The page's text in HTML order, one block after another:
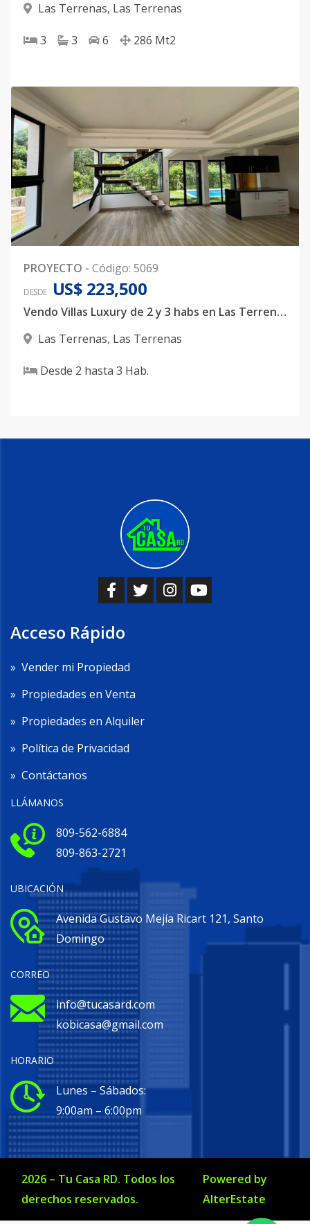
Las Terrenas, Las Terrenas
3 3 6 286 Mt2
PROYECTO - Código: 5069
DESDE US$ 223,500
Vendo Villas Luxury de 2 y 3 habs en Las Terrenas
Las Terrenas, Las Terrenas
Desde 2 hasta 3 Hab.
Acceso Rápido
» Vender mi Propiedad
» Propiedades en Venta
» Propiedades en Alquiler
» Política de Privacidad
» Contáctanos
LLÁMANOS
809-562-6884
809-863-2721
UBICACIÓN
Avenida Gustavo Mejía Ricart 121, Santo
Domingo
CORREO
info@tucasard.com
kobicasa@gmail.com
HORARIO
Lunes – Sábados:
9:00am – 6:00pm
2026 – Tu Casa RD. Todos los
derechos reservados.
Powered by
AlterEstate